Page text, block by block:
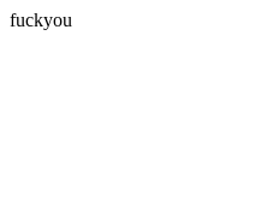
fuckyou